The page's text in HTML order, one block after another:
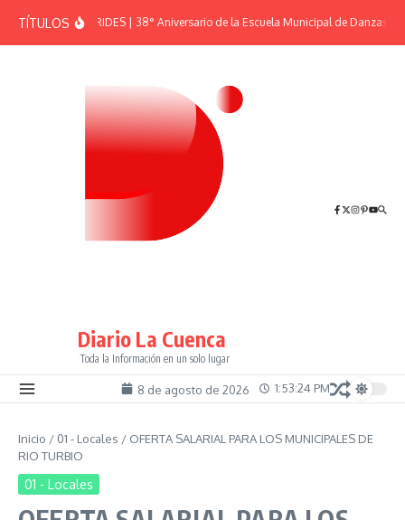
TÍTULOSEFEMÉRIDES | 38° Aniversario de la Escuela Municipal de Danzas “El
Diario La Cuenca
Toda la Información en un solo lugar
8 de agosto de 2026 1:53:24 PM
Inicio / 01 - Locales / OFERTA SALARIAL PARA LOS MUNICIPALES DE
RIO TURBIO
01 - Locales